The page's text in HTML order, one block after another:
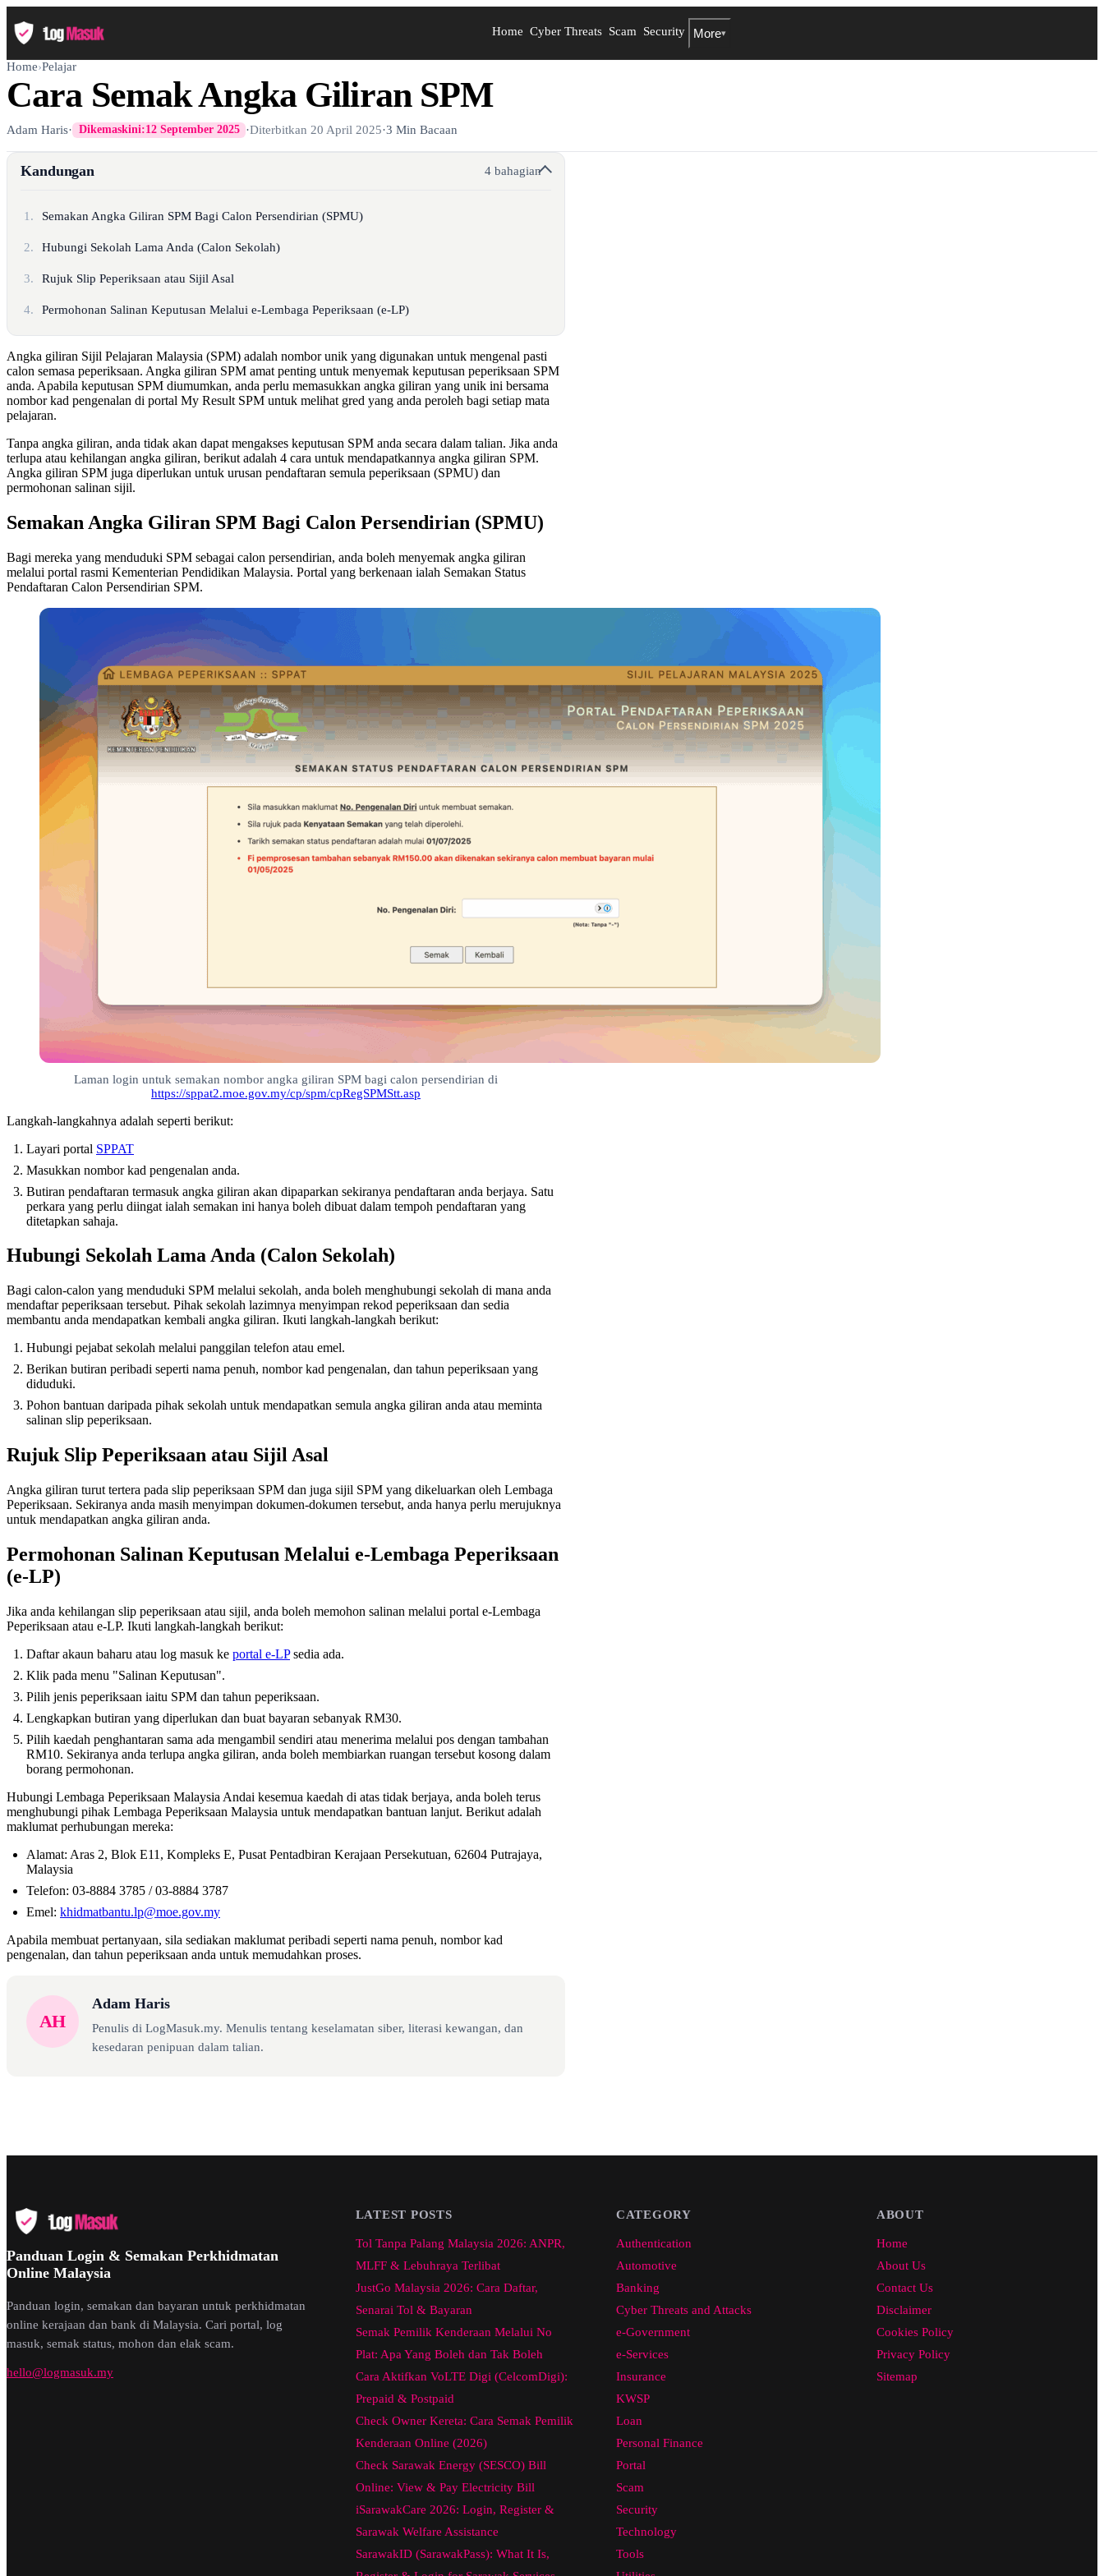
Home Cyber Threats Scam Security More▾
Home›Pelajar
Cara Semak Angka Giliran SPM
Adam Haris· Dikemaskini:12 September 2025 ·Diterbitkan 20 April 2025·3 Min Bacaan
Kandungan 4 bahagian
1. Semakan Angka Giliran SPM Bagi Calon Persendirian (SPMU)
2. Hubungi Sekolah Lama Anda (Calon Sekolah)
3. Rujuk Slip Peperiksaan atau Sijil Asal
4. Permohonan Salinan Keputusan Melalui e-Lembaga Peperiksaan (e-LP)
Angka giliran Sijil Pelajaran Malaysia (SPM) adalah nombor unik yang digunakan untuk mengenal pasti
calon semasa peperiksaan. Angka giliran SPM amat penting untuk menyemak keputusan peperiksaan SPM
anda. Apabila keputusan SPM diumumkan, anda perlu memasukkan angka giliran yang unik ini bersama
nombor kad pengenalan di portal My Result SPM untuk melihat gred yang anda peroleh bagi setiap mata
pelajaran.
Tanpa angka giliran, anda tidak akan dapat mengakses keputusan SPM anda secara dalam talian. Jika anda
terlupa atau kehilangan angka giliran, berikut adalah 4 cara untuk mendapatkannya angka giliran SPM.​
Angka giliran SPM juga diperlukan untuk urusan pendaftaran semula peperiksaan (SPMU) dan
permohonan salinan sijil.
Semakan Angka Giliran SPM Bagi Calon Persendirian (SPMU)
Bagi mereka yang menduduki SPM sebagai calon persendirian, anda boleh menyemak angka giliran
melalui portal rasmi Kementerian Pendidikan Malaysia. Portal yang berkenaan ialah Semakan Status
Pendaftaran Calon Persendirian SPM.
Laman login untuk semakan nombor angka giliran SPM bagi calon persendirian di
https://sppat2.moe.gov.my/cp/spm/cpRegSPMStt.asp
Langkah-langkahnya adalah seperti berikut:
Layari portal SPPAT
Masukkan nombor kad pengenalan anda.
Butiran pendaftaran termasuk angka giliran akan dipaparkan sekiranya pendaftaran anda berjaya. Satu
perkara yang perlu diingat ialah semakan ini hanya boleh dibuat dalam tempoh pendaftaran yang
ditetapkan sahaja.
Hubungi Sekolah Lama Anda (Calon Sekolah)
Bagi calon-calon yang menduduki SPM melalui sekolah, anda boleh menghubungi sekolah di mana anda
mendaftar peperiksaan tersebut. Pihak sekolah lazimnya menyimpan rekod peperiksaan dan sedia
membantu anda mendapatkan kembali angka giliran. Ikuti langkah-langkah berikut:
Hubungi pejabat sekolah melalui panggilan telefon atau emel.
Berikan butiran peribadi seperti nama penuh, nombor kad pengenalan, dan tahun peperiksaan yang
diduduki.
Pohon bantuan daripada pihak sekolah untuk mendapatkan semula angka giliran anda atau meminta
salinan slip peperiksaan.
Rujuk Slip Peperiksaan atau Sijil Asal
Angka giliran turut tertera pada slip peperiksaan SPM dan juga sijil SPM yang dikeluarkan oleh Lembaga
Peperiksaan. Sekiranya anda masih menyimpan dokumen-dokumen tersebut, anda hanya perlu merujuknya
untuk mendapatkan angka giliran anda.
Permohonan Salinan Keputusan Melalui e-Lembaga Peperiksaan
(e-LP)
Jika anda kehilangan slip peperiksaan atau sijil, anda boleh memohon salinan melalui portal e-Lembaga
Peperiksaan atau e-LP. Ikuti langkah-langkah berikut:
Daftar akaun baharu atau log masuk ke portal e-LPsedia ada.
Klik pada menu "Salinan Keputusan".
Pilih jenis peperiksaan iaitu SPM dan tahun peperiksaan.
Lengkapkan butiran yang diperlukan dan buat bayaran sebanyak RM30.
Pilih kaedah penghantaran sama ada mengambil sendiri atau menerima melalui pos dengan tambahan
RM10. Sekiranya anda terlupa angka giliran, anda boleh membiarkan ruangan tersebut kosong dalam
borang permohonan.
Hubungi Lembaga Peperiksaan Malaysia Andai kesemua kaedah di atas tidak berjaya, anda boleh terus
menghubungi pihak Lembaga Peperiksaan Malaysia untuk mendapatkan bantuan lanjut. Berikut adalah
maklumat perhubungan mereka:
Alamat: Aras 2, Blok E11, Kompleks E, Pusat Pentadbiran Kerajaan Persekutuan, 62604 Putrajaya,
Malaysia
Telefon: 03-8884 3785 / 03-8884 3787
Emel: khidmatbantu.lp@moe.gov.my
Apabila membuat pertanyaan, sila sediakan maklumat peribadi seperti nama penuh, nombor kad
pengenalan, dan tahun peperiksaan anda untuk memudahkan proses.
AH
Adam Haris
Penulis di LogMasuk.my. Menulis tentang keselamatan siber, literasi kewangan, dan
kesedaran penipuan dalam talian.
Panduan Login & Semakan Perkhidmatan
Online Malaysia
Panduan login, semakan dan bayaran untuk perkhidmatan
online kerajaan dan bank di Malaysia. Cari portal, log
masuk, semak status, mohon dan elak scam.
hello@logmasuk.my
LATEST POSTS
Tol Tanpa Palang Malaysia 2026: ANPR,
MLFF & Lebuhraya Terlibat
JustGo Malaysia 2026: Cara Daftar,
Senarai Tol & Bayaran
Semak Pemilik Kenderaan Melalui No
Plat: Apa Yang Boleh dan Tak Boleh
Cara Aktifkan VoLTE Digi (CelcomDigi):
Prepaid & Postpaid
Check Owner Kereta: Cara Semak Pemilik
Kenderaan Online (2026)
Check Sarawak Energy (SESCO) Bill
Online: View & Pay Electricity Bill
iSarawakCare 2026: Login, Register &
Sarawak Welfare Assistance
SarawakID (SarawakPass): What It Is,
CATEGORY
Authentication
Automotive
Banking
Cyber Threats and Attacks
e-Government
e-Services
Insurance
KWSP
Loan
Personal Finance
Portal
Scam
Security
Technology
Tools
ABOUT
Home
About Us
Contact Us
Disclaimer
Cookies Policy
Privacy Policy
Sitemap